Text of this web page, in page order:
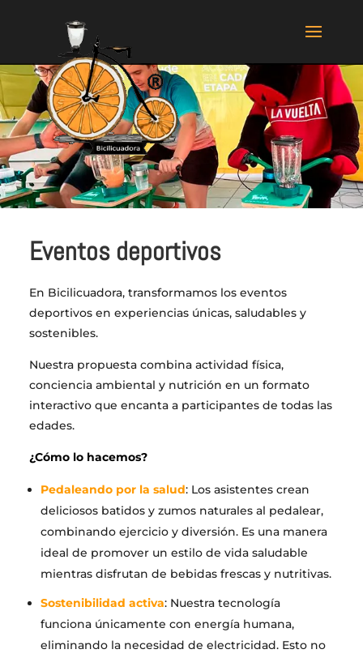
Eventos deportivos
En Bicilicuadora, transformamos los eventos
deportivos en experiencias únicas, saludables y
sostenibles.
Nuestra propuesta combina actividad física,
conciencia ambiental y nutrición en un formato
interactivo que encanta a participantes de todas las
edades.
¿Cómo lo hacemos?
Pedaleando por la salud: Los asistentes crean
deliciosos batidos y zumos naturales al pedalear,
combinando ejercicio y diversión. Es una manera
ideal de promover un estilo de vida saludable
mientras disfrutan de bebidas frescas y nutritivas.
Sostenibilidad activa: Nuestra tecnología
funciona únicamente con energía humana,
eliminando la necesidad de electricidad. Esto no